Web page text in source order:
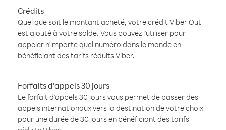
Crédits
Quel que soit le montant acheté, votre crédit Viber Out
est ajouté à votre solde. Vous pouvez l'utiliser pour
appeler n'importe quel numéro dans le monde en
bénéficiant des tarifs réduits Viber.
Forfaits d'appels 30 jours
Le forfait d'appels 30 jours vous permet de passer des
appels internationaux vers la destination de votre choix
pour une durée de 30 jours en bénéficiant des tarifs